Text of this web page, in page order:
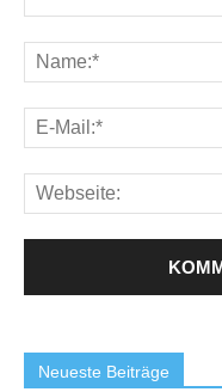
Neueste Beiträge